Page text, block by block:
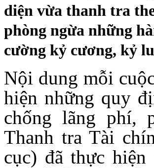
diện vừa thanh tra
phòng ngừa những
cường kỷ cương, kỷ
Nội dung mỗi
hiện những quy
chống lãng phí,
Thanh tra Tài
cục) đã thực